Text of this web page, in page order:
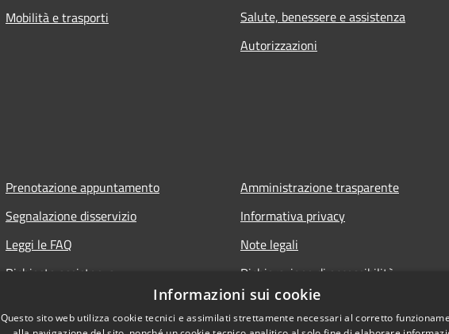
Mobilità e trasporti
Salute, benessere e assistenza
Autorizzazioni
Prenotazione appuntamento
Segnalazione disservizio
Leggi le FAQ
Richiesta assistenza
Amministrazione trasparente
Informativa privacy
Note legali
Dichiarazione di accessibilità
Informazioni sui cookie
Questo sito web utilizza cookie tecnici e assimilati strettamente necessari al corretto